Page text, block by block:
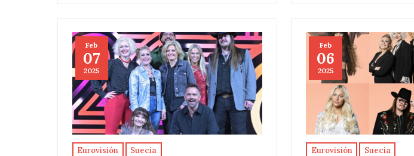
Feb
07
2025
Eurovisión Suecia
Feb
06
2025
Eurovisión Suecia